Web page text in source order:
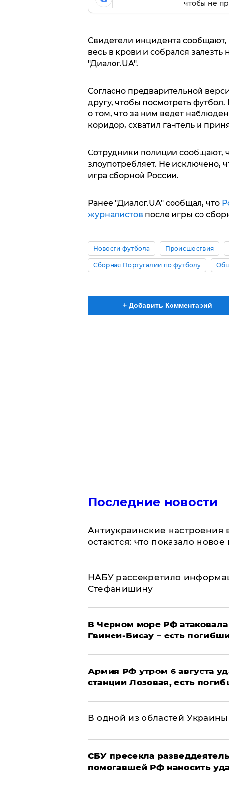
чтобы не
Свидетели инцидента
весь в крови и собрался
"Диалог.UA".
Согласно предварительной
другу, чтобы посмотреть
о том, что за ним ведет
коридор, схватил гантель и
Сотрудники полиции сообщают,
злоупотребляет. Не исключено,
игра сборной России.
Ранее "Диалог.UA" сообщал, что
журналистов после игры со
Новости футбола Происшествия
Сборная Португалии по футболу
+ Добавить Комментарий
Последние новости
Антиукраинские
остаются: что показало
НАБУ рассекретило
Стефанишину
В Черном море РФ
Гвинеи-Бисау – есть
Армия РФ утром 6 августа
станции Лозовая, есть
В одной из областей
СБУ пресекла
помогавшей РФ наносить